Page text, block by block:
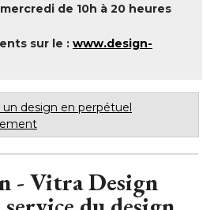
de 10h à 20 heures
sur le : www.design-
un design en perpétuel
- Vitra Design